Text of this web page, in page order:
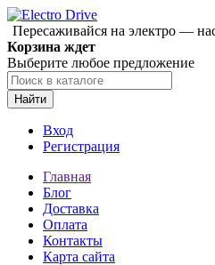
Пересаживайся на электро —
Корзина ждет
Выберите любое предложение
Найти
Вход
Регистрация
Главная
Блог
Доставка
Оплата
Контакты
Карта сайта